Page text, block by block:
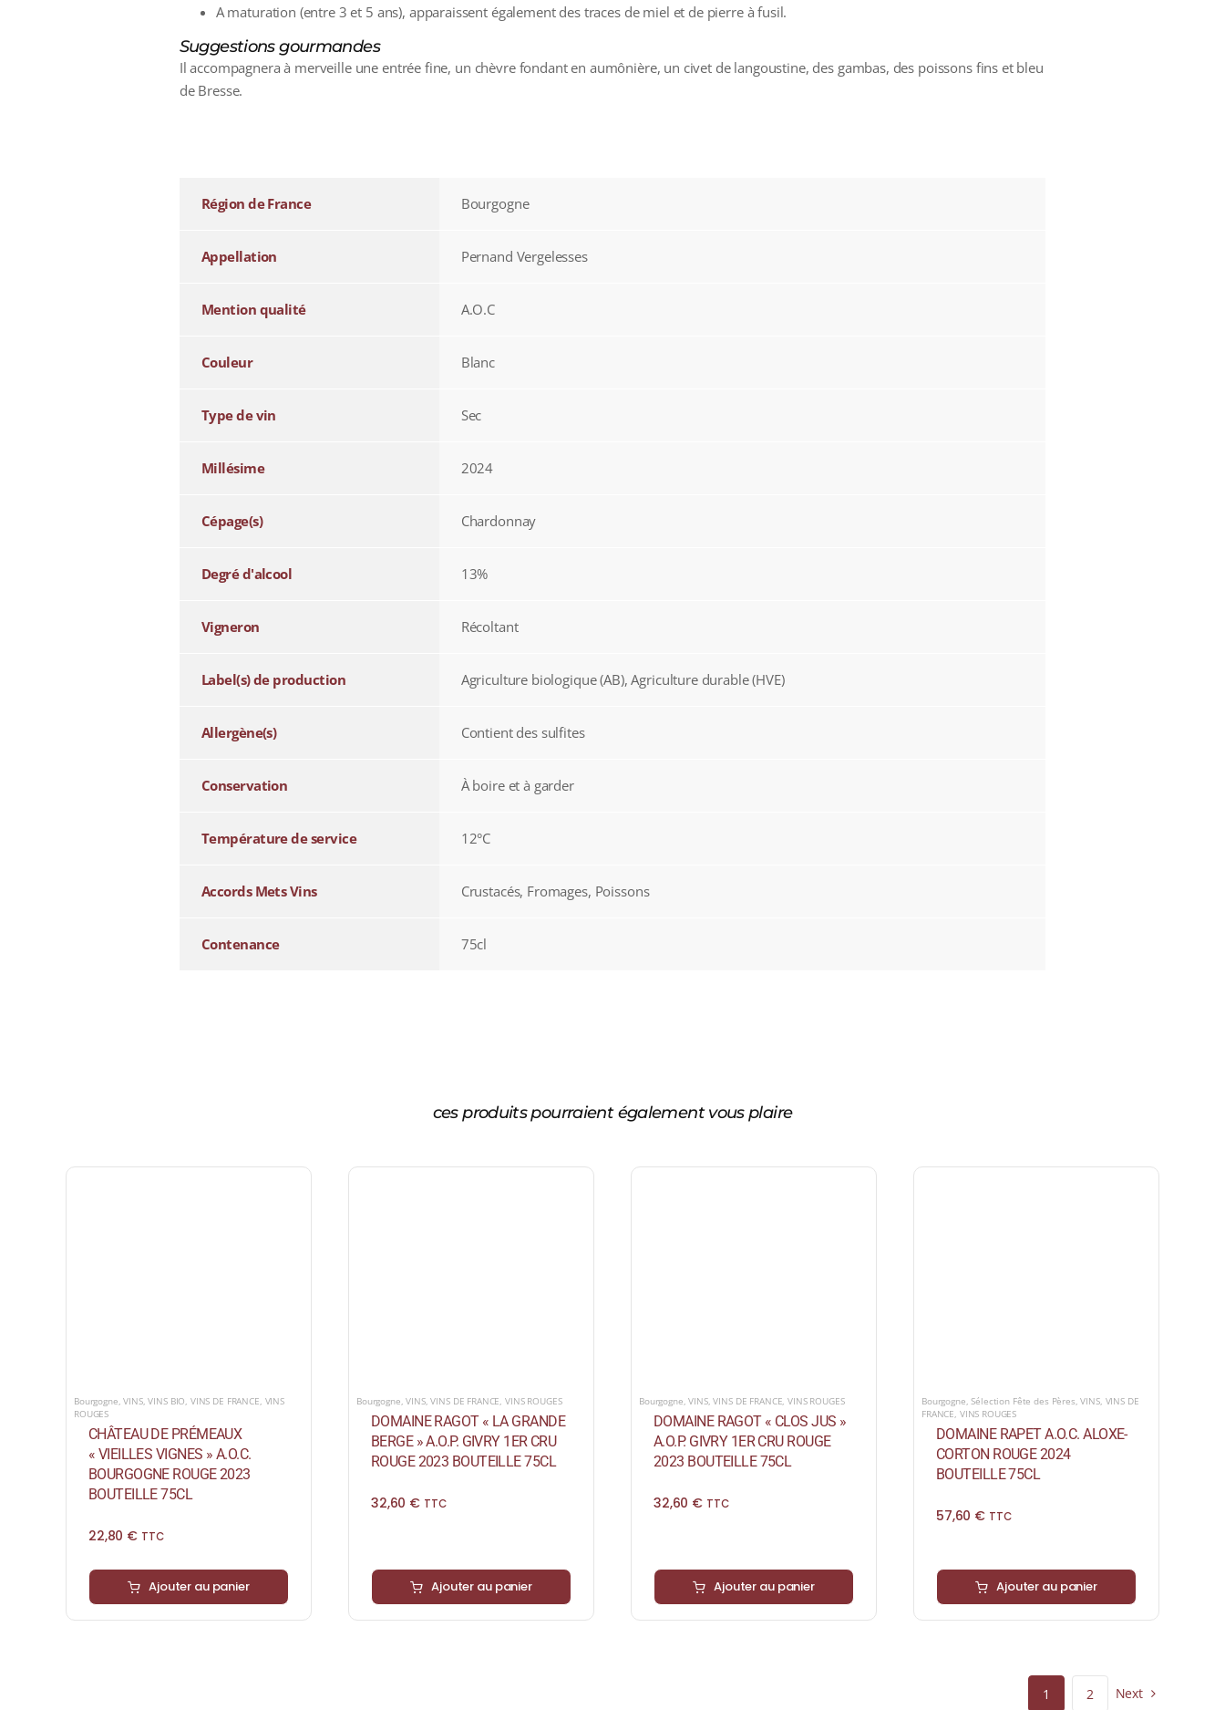
A maturation (entre 3 et 5 ans), apparaissent également des traces de miel et de pierre à fusil.
Suggestions gourmandes
Il accompagnera à merveille une entrée fine, un chèvre fondant en aumônière, un civet de langoustine, des gambas, des poissons fins et bleu
de Bresse.
Région de France Bourgogne
Appellation Pernand Vergelesses
Mention qualité A.O.C
Couleur Blanc
Type de vin Sec
Millésime 2024
Cépage(s) Chardonnay
Degré d'alcool 13%
Vigneron Récoltant
Label(s) de production Agriculture biologique (AB), Agriculture durable (HVE)
Allergène(s) Contient des sulfites
Conservation À boire et à garder
Température de service 12°C
Accords Mets Vins Crustacés, Fromages, Poissons
Contenance 75cl
ces produits pourraient également vous plaire
Bourgogne,VINS,VINS BIO, VINS DE FRANCE, VINS
ROUGES
CHÂTEAU DE PRÉMEAUX
« VIEILLES VIGNES » A.O.C.
BOURGOGNE ROUGE 2023
BOUTEILLE 75CL
22,80 € TTC
Ajouter au panier
Bourgogne,VINS,VINS DE FRANCE,VINS ROUGES
DOMAINE RAGOT « LA GRANDE
BERGE » A.O.P. GIVRY 1ER CRU
ROUGE 2023 BOUTEILLE 75CL
32,60 € TTC
Ajouter au panier
Bourgogne,VINS,VINS DE FRANCE,VINS ROUGES
DOMAINE RAGOT « CLOS JUS »
A.O.P. GIVRY 1ER CRU ROUGE
2023 BOUTEILLE 75CL
32,60 € TTC
Ajouter au panier
Bourgogne,Sélection Fête des Pères,VINS, VINS DE
FRANCE, VINS ROUGES
DOMAINE RAPET A.O.C. ALOXE-
CORTON ROUGE 2024
BOUTEILLE 75CL
57,60 € TTC
Ajouter au panier
1 2 Next